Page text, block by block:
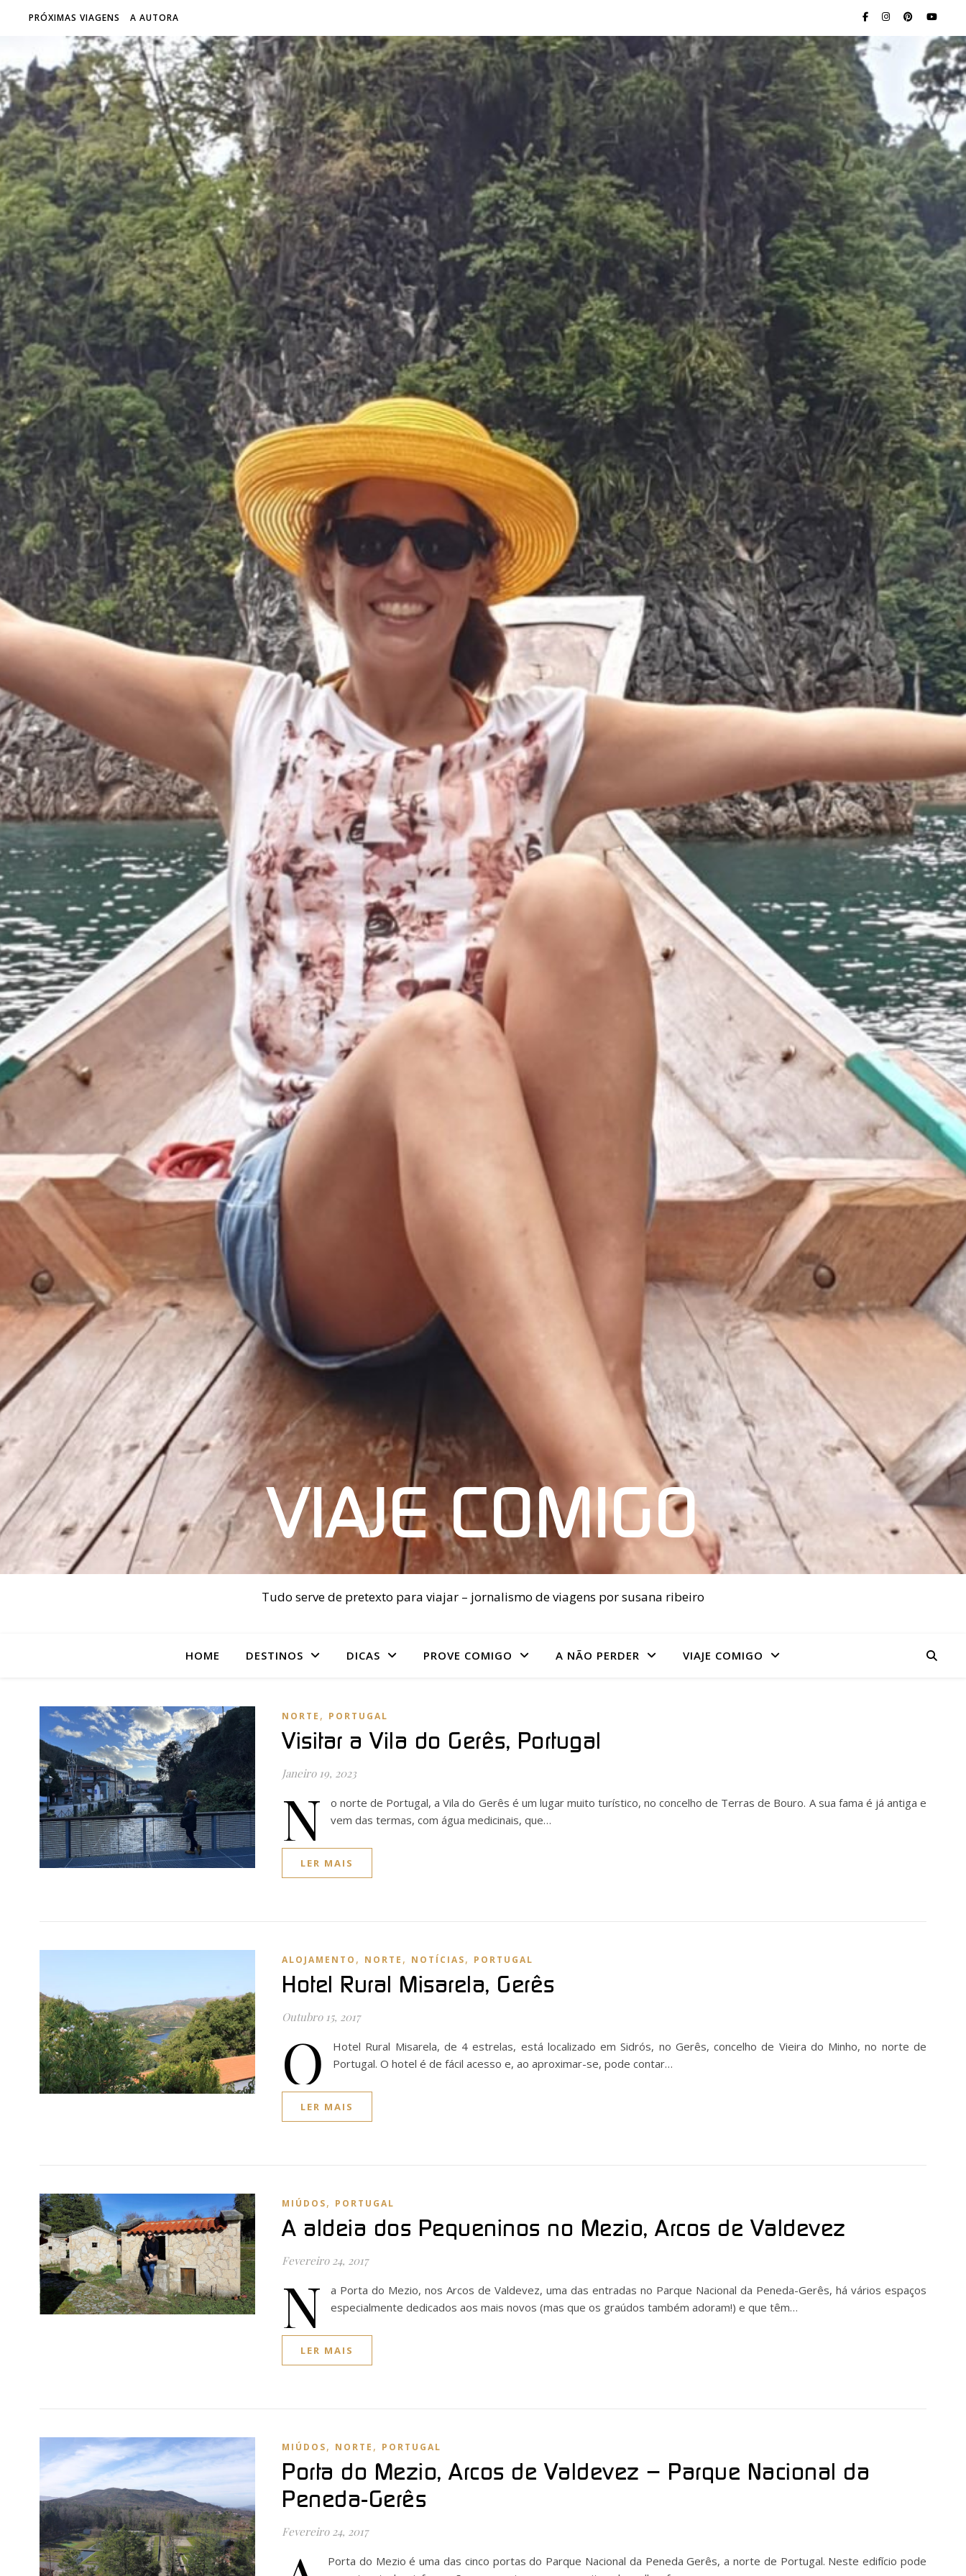
PRÓXIMAS VIAGENS A AUTORA
VIAJE COMIGO
Tudo serve de pretexto para viajar – jornalismo de viagens por susana ribeiro
HOME DESTINOS DICAS PROVE COMIGO A NÃO PERDER VIAJE COMIGO
NORTE , PORTUGAL
Visitar a Vila do Gerês, Portugal
Janeiro 19, 2023
N
o norte de Portugal, a Vila do Gerês é um lugar muito turístico, no concelho de Terras de Bouro. A sua fama é já antiga e
vem das termas, com água medicinais, que…
LER MAIS
ALOJAMENTO , NORTE , NOTÍCIAS, PORTUGAL
Hotel Rural Misarela, Gerês
Outubro 15, 2017
O
Hotel Rural Misarela, de 4 estrelas, está localizado em Sidrós, no Gerês, concelho de Vieira do Minho, no norte de
Portugal. O hotel é de fácil acesso e, ao aproximar-se, pode contar…
LER MAIS
MIÚDOS, PORTUGAL
A aldeia dos Pequeninos no Mezio, Arcos de Valdevez
Fevereiro 24, 2017
N
a Porta do Mezio, nos Arcos de Valdevez, uma das entradas no Parque Nacional da Peneda-Gerês, há vários espaços
especialmente dedicados aos mais novos (mas que os graúdos também adoram!) e que têm…
LER MAIS
MIÚDOS, NORTE , PORTUGAL
Porta do Mezio, Arcos de Valdevez – Parque Nacional da
Peneda-Gerês
Fevereiro 24, 2017
Porta do Mezio é uma das cinco portas do Parque Nacional da Peneda Gerês, a norte de Portugal. Neste edifício pode